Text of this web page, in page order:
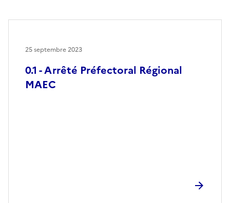
0.1 - Arrêté Préfectoral Régional
MAEC
25 septembre 2023